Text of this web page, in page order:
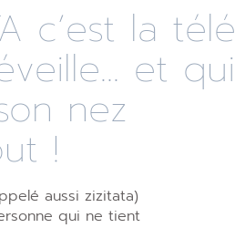
c’est la télé
et qui
nez
!
aussi zizitata)
qui ne tient